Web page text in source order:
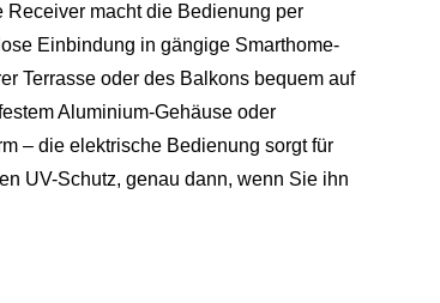
Receiver macht die Bedienung per
Einbindung in gängige Smarthome-
Terrasse oder des Balkons bequem auf
Aluminium-Gehäuse oder
– die elektrische Bedienung sorgt für
UV-Schutz, genau dann, wenn Sie ihn